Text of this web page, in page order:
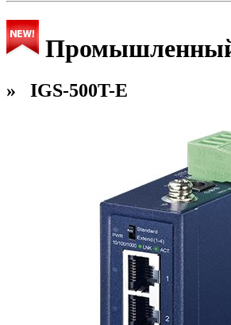
Промышленный
» IGS-500T-E